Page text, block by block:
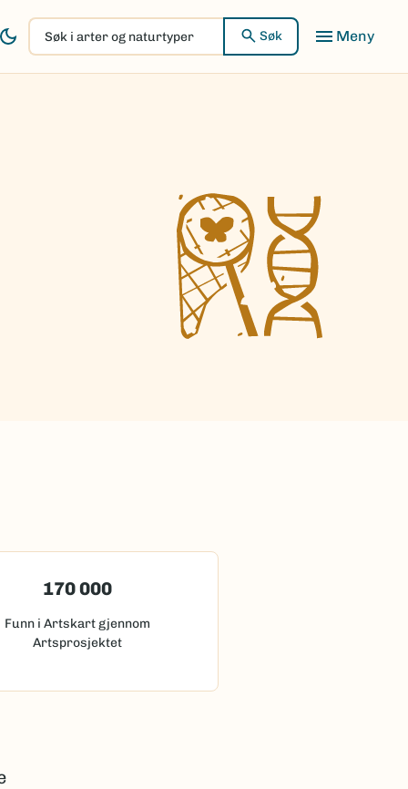
Søk
i
arter
Søk
170 000
Funn i Artskart gjennom
Artsprosjektet